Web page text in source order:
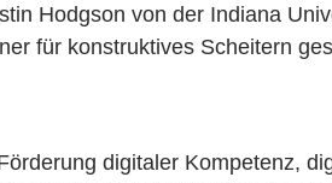
Hodgson von der Indiana
für konstruktives Scheitern
digitaler Kompetenz,